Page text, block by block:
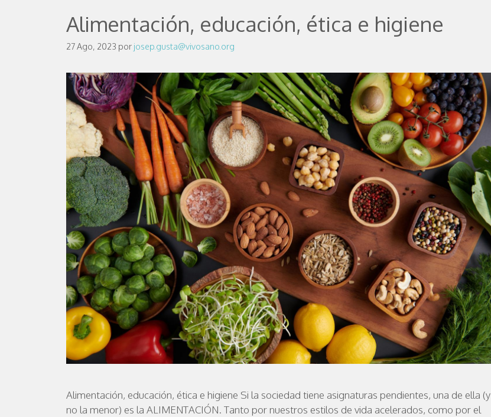
Alimentación, educación, ética e higiene
27 Ago, 2023 por josep.gusta@vivosano.org
Alimentación, educación, ética e higiene Si la sociedad tiene asignaturas pendientes, una de ella (y
no la menor) es la ALIMENTACIÓN. Tanto por nuestros estilos de vida acelerados, como por el